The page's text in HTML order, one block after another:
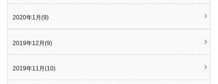
2020年1月(9)
2019年12月(9)
2019年11月(10)